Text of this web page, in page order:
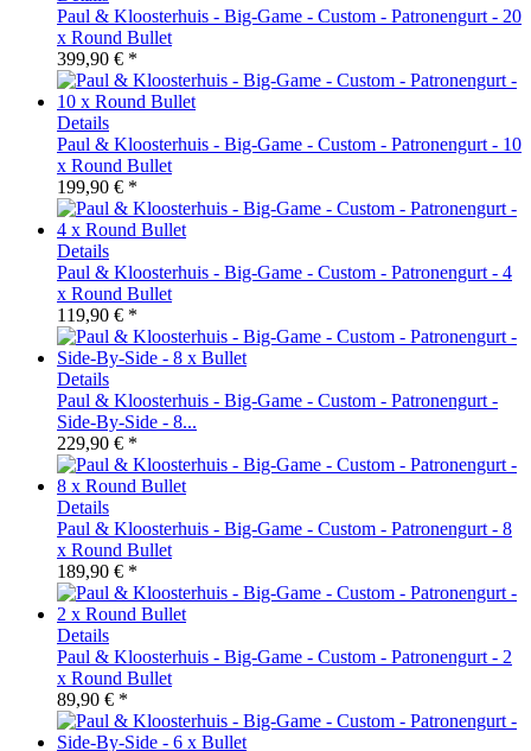
Paul & Kloosterhuis - Big-Game - Custom - Patronengurt - 20
x Round Bullet
399,90 € *
Details
Paul & Kloosterhuis - Big-Game - Custom - Patronengurt - 10
x Round Bullet
199,90 € *
Details
Paul & Kloosterhuis - Big-Game - Custom - Patronengurt - 4
x Round Bullet
119,90 € *
Details
Paul & Kloosterhuis - Big-Game - Custom - Patronengurt -
Side-By-Side - 8...
229,90 € *
Details
Paul & Kloosterhuis - Big-Game - Custom - Patronengurt - 8
x Round Bullet
189,90 € *
Details
Paul & Kloosterhuis - Big-Game - Custom - Patronengurt - 2
x Round Bullet
89,90 € *